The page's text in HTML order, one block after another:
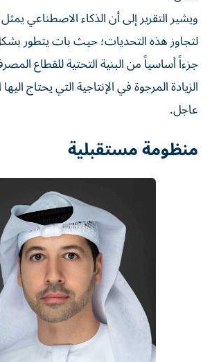
ويشير التقرير إلى أن الذكاء الاصطناعي
لتجاوز هذه التحديات؛ حيث بات يتطور
جزءاً أساسياً من البنية التحتية للقطاع
الزيادة المرجوة في الإنتاجية التي يحتاج
عاجل.
منظومة مستقبلية